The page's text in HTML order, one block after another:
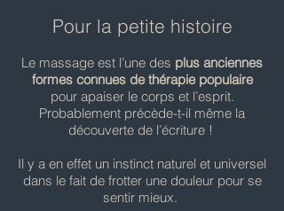
Pour la petite histoire
Le massage est l’une des plus anciennes
formes connues de thérapie populaire
pour apaiser le corps et l’esprit.
Probablement précède-t-il même la
découverte de l’écriture !
Il y a en effet un instinct naturel et universel
dans le fait de frotter une douleur pour se
sentir mieux.